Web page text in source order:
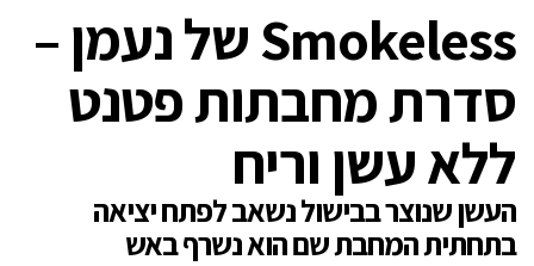
Smokeless של נעמן –
סדרת מחבתות פטנט
ללא עשן וריח
העשן שנוצר בבישול נשאב לפתח יציאה
בתחתית המחבת שם הוא נשרף באש